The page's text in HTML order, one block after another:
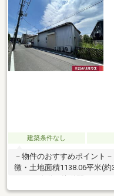
建築条件なし
－物件のおすすめポイント
徴・土地面積1138.06平米(
ます・建築条件付宅地販売